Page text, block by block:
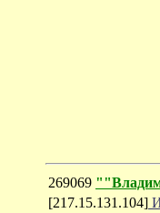
269069
[217.15.131.104]